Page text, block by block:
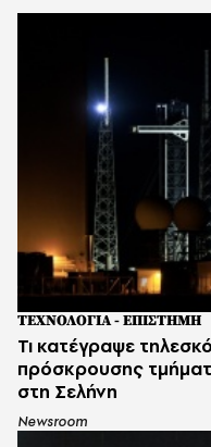
ΤΕΧΝΟΛΟΓΙΑ - ΕΠΙΣΤΗΜΗ
Τι κατέγραψε
πρόσκρουσης
στη Σελήνη
Newsroom